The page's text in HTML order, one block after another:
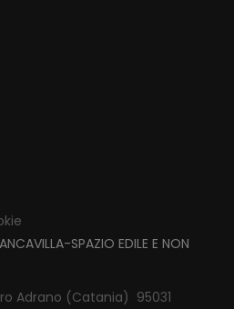
SPAZIO EDILE E NON
Adrano (Catania) 95031